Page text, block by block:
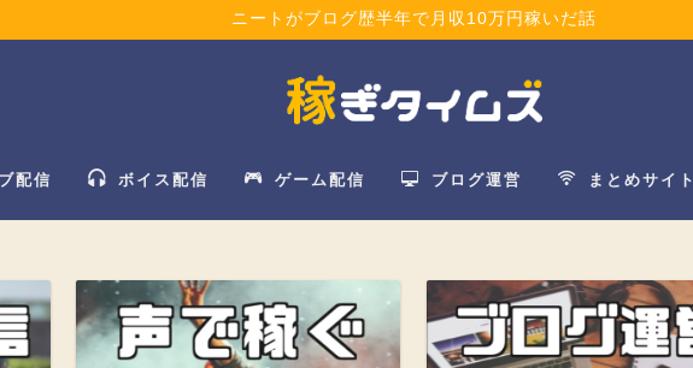
ニートがブログ歴半年で月収10万円稼いだ話
配信 ボイス配信 ゲーム配信 ブログ運営 まとめサイト